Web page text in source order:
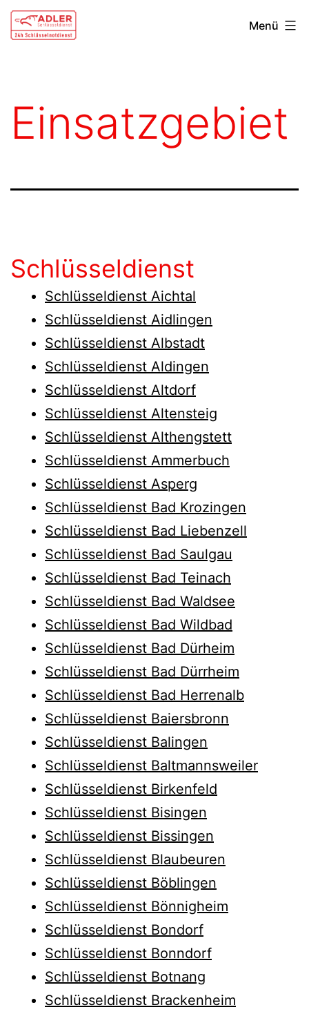
Zum
Inhalt
Schlüsseldienst
Menü
Einsatzgebiet
Schlüsseldienst
Schlüsseldienst Aichtal
Schlüsseldienst Aidlingen
Schlüsseldienst Albstadt
Schlüsseldienst Aldingen
Schlüsseldienst Altdorf
Schlüsseldienst Altensteig
Schlüsseldienst Althengstett
Schlüsseldienst Ammerbuch
Schlüsseldienst Asperg
Schlüsseldienst Bad Krozingen
Schlüsseldienst Bad Liebenzell
Schlüsseldienst Bad Saulgau
Schlüsseldienst Bad Teinach
Schlüsseldienst Bad Waldsee
Schlüsseldienst Bad Wildbad
Schlüsseldienst Bad Dürheim
Schlüsseldienst Bad Dürrheim
Schlüsseldienst Bad Herrenalb
Schlüsseldienst Baiersbronn
Schlüsseldienst Balingen
Schlüsseldienst Baltmannsweiler
Schlüsseldienst Birkenfeld
Schlüsseldienst Bisingen
Schlüsseldienst Bissingen
Schlüsseldienst Blaubeuren
Schlüsseldienst Böblingen
Schlüsseldienst Bönnigheim
Schlüsseldienst Bondorf
Schlüsseldienst Bonndorf
Schlüsseldienst Botnang
Schlüsseldienst Brackenheim